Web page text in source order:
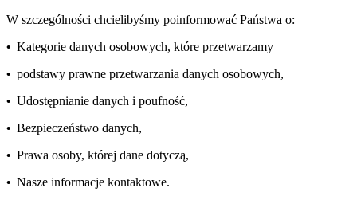
W szczególności chcielibyśmy poinformować Państwa o:
• Kategorie danych osobowych, które przetwarzamy
• podstawy prawne przetwarzania danych osobowych,
• Udostępnianie danych i poufność,
• Bezpieczeństwo danych,
• Prawa osoby, której dane dotyczą,
• Nasze informacje kontaktowe.